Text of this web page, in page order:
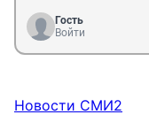
Гость
Войти
Новости СМИ2